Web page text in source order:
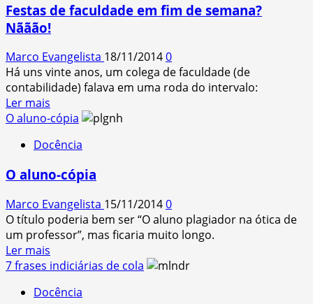
Turma”
–
função
incompreendida
Festas de faculdade em fim de semana?
Nããão!
Marco Evangelista 18/11/20140
Há uns vinte anos, um colega de faculdade (de
contabilidade) falava em uma roda do intervalo:
Ler mais
more
Festas
faculdade
fim
de
semana?
Nããão!
O aluno-cópia
Docência
O aluno-cópia
Marco Evangelista 15/11/20140
O título poderia bem ser “O aluno plagiador na ótica de
um professor”, mas ficaria muito longo.
Ler mais
more
O
7 frases indiciárias de cola
Docência